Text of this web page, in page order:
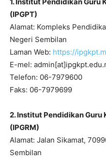
1. Institut Pendidikan Guru
(IPGPT)
Alamat: Kompleks
Negeri Sembilan
Laman Web: https://
E-mel:
Telefon: 06-7979600
Faks: 06-7979699
2. Institut Pendidikan Guru
(IPGRM)
Alamat: Jalan Sikamat,
Sembilan